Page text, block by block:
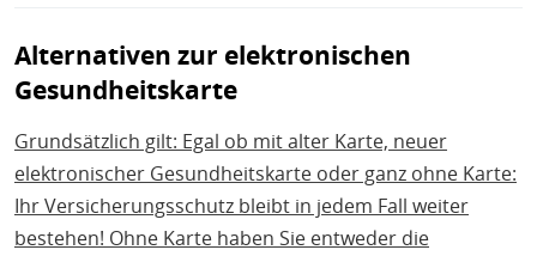
Alternativen zur elektronischen
Gesundheitskarte
Grundsätzlich gilt: Egal ob mit alter Karte, neuer
elektronischer Gesundheitskarte oder ganz ohne Karte:
Ihr Versicherungsschutz bleibt in jedem Fall weiter
bestehen! Ohne Karte haben Sie entweder die